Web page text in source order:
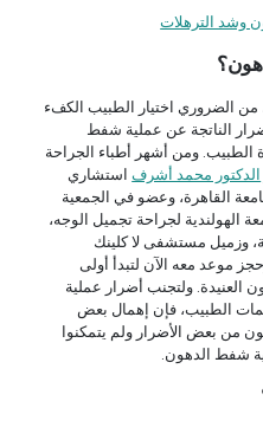
وشد الترهلات
الضروري اختيار الطبيب الكفء
الناتجة عن عملية شفط
ومن أشهر أطباء الجراحة
الدكتور محمد أشرفاستشاري
القاهرة، وعضو في الجمعية
الهولندية لجراحة تجميل الوجه،
وزميل مستشفى لا كلينك
موعد معه الآن لتبدأ أولى
ولتجنب أضرار عملية
الطبيب، فإن إهمال بعض
من بعض الأضرار ولم يتمكنوا
شفط الدهون.